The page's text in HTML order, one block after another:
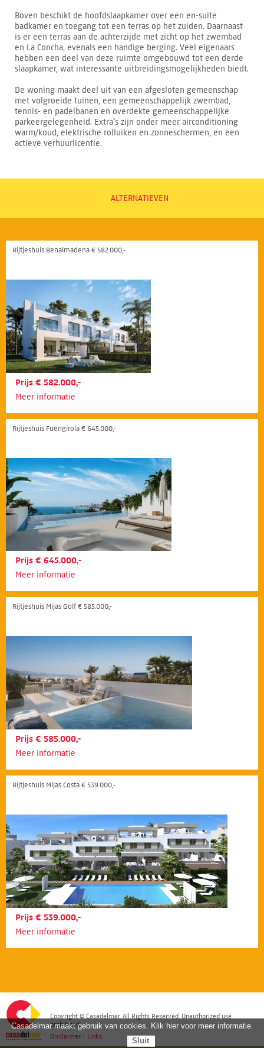
Boven beschikt de hoofdslaapkamer over een en-suite
badkamer en toegang tot een terras op het zuiden. Daarnaast
is er een terras aan de achterzijde met zicht op het zwembad
en La Concha, evenals een handige berging. Veel eigenaars
hebben een deel van deze ruimte omgebouwd tot een derde
slaapkamer, wat interessante uitbreidingsmogelijkheden biedt.
De woning maakt deel uit van een afgesloten gemeenschap
met volgroeide tuinen, een gemeenschappelijk zwembad,
tennis- en padelbanen en overdekte gemeenschappelijke
parkeergelegenheid. Extra’s zijn onder meer airconditioning
warm/koud, elektrische rolluiken en zonneschermen, en een
actieve verhuurlicentie.
ALTERNATIEVEN
Rijtjeshuis Benalmádena € 582.000,-
Prijs € 582.000,-
Meer informatie
Rijtjeshuis Fuengirola € 645.000,-
Prijs € 645.000,-
Meer informatie
Rijtjeshuis Mijas Golf € 585.000,-
Prijs € 585.000,-
Meer informatie
Rijtjeshuis Mijas Costa € 539.000,-
Prijs € 539.000,-
Meer informatie
Copyright © Casadelmar. All Rights Reserved. Unauthorized use
prohibited.
Disclaimer | Links
Casadelmar maakt gebruik van cookies. Klik hier voor meer informatie.
Sluit